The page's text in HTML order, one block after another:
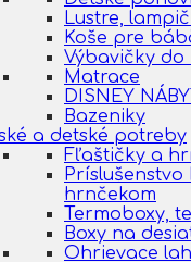
Lustre,
Koše pre
Výbavičky do
Matrace
DISNEY
Bazeniky
a detské potreby
Fľaštičky a
Príslušenstvo
hrnčekom
Termoboxy,
Boxy na
Ohrievace